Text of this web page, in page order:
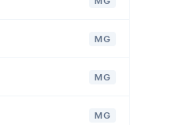
MG
MG
MG